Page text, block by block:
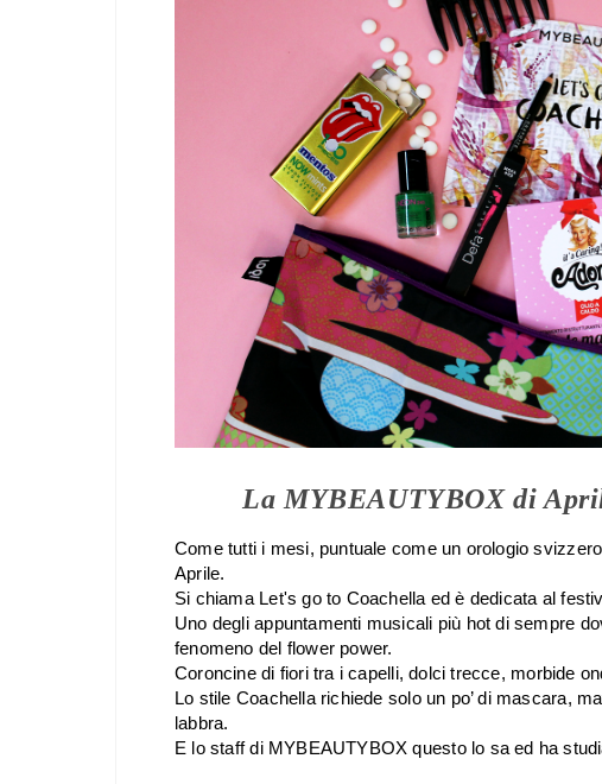
La MYBEAUTYBOX di
Come tutti i mesi, puntuale come un orologio
Aprile.
Si chiama Let's go to Coachella ed è dedicata al
Uno degli appuntamenti musicali più hot di sempre
fenomeno del flower power.
Coroncine di fiori tra i capelli, dolci trecce, morbide
Lo stile Coachella richiede solo un po’ di mascara,
labbra.
E lo staff di MYBEAUTYBOX questo lo sa ed ha